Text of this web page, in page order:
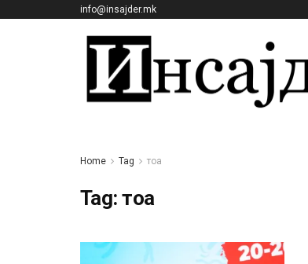
info@insajder.mk
Home Tag тоа
Tag:тоа